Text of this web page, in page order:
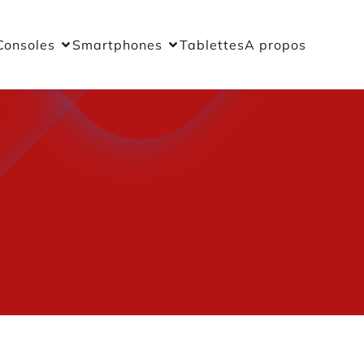
Smartphones TablettesA propos